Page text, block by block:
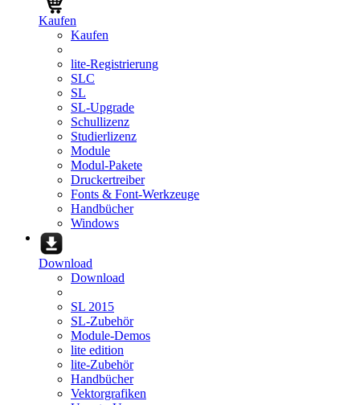
Kaufen
Kaufen
lite-Registrierung
SLC
SL
SL-Upgrade
Schullizenz
Studierlizenz
Module
Modul-Pakete
Druckertreiber
Fonts & Font-Werkzeuge
Handbücher
Windows
Download
Download
SL 2015
SL-Zubehör
Module-Demos
lite edition
lite-Zubehör
Handbücher
Vektorgrafiken